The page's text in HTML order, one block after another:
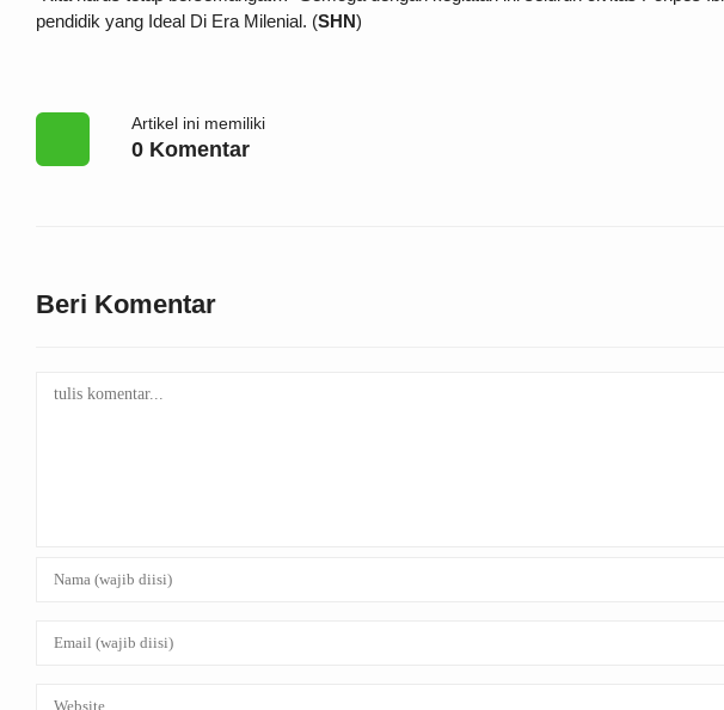
pendidik yang Ideal Di Era Milenial. (SHN)
Artikel ini memiliki
0 Komentar
Beri Komentar